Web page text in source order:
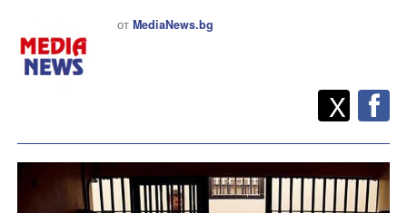
от MediaNews.bg
Споделете
X